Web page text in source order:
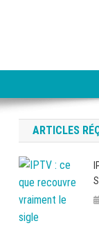
ARTICLES